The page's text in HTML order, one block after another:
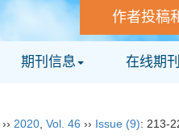
作者投稿
期刊信息 在线期刊
›› 2020 Vol. 46 ›› Issue (9): 213-